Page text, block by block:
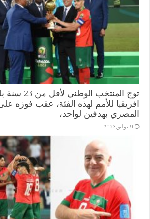
توج المنتخب
افريقيا للأمم لهذه الفئة، عقب فوزه
المصري بهدفين لواحد،
9 يوليو,2023